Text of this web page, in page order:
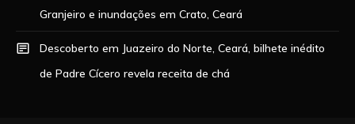
Granjeiro e inundações em Crato, Ceará
Descoberto em Juazeiro do Norte, Ceará, bilhete inédito
de Padre Cícero revela receita de chá